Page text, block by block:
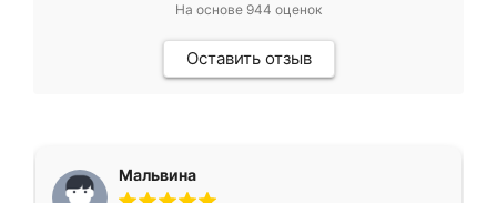
На основе 944 оценок
Оставить отзыв
Мальвина